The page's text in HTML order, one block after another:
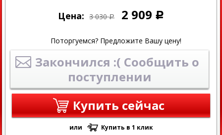
Цена: 3 030 Р 2 909 Р
Поторгуемся? Предложите Вашу цену!
Закончился :( Сообщить о
поступлении
Купить сейчас
или Купить в 1 клик